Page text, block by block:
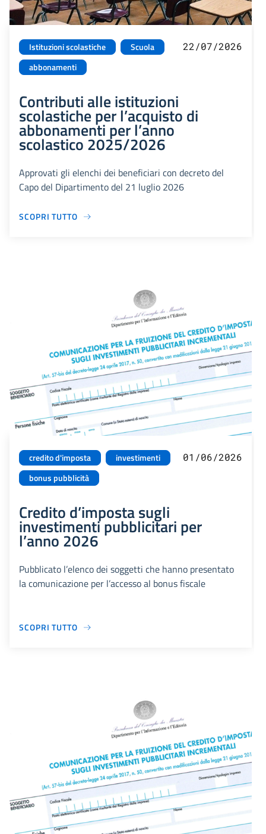
Istituzioni scolastiche
Scuola
abbonamenti
22/07/2026
Contributi alle istituzioni
scolastiche per l’acquisto di
abbonamenti per l’anno
scolastico 2025/2026
Approvati gli elenchi dei beneficiari con decreto del
Capo del Dipartimento del 21 luglio 2026
SCOPRI TUTTO
credito d'imposta
investimenti
bonus pubblicità
01/06/2026
Credito d’imposta sugli
investimenti pubblicitari per
l’anno 2026
Pubblicato l’elenco dei soggetti che hanno presentato
la comunicazione per l’accesso al bonus fiscale
SCOPRI TUTTO